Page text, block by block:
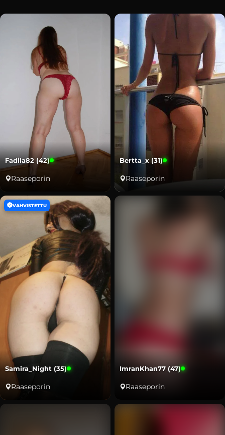
Fadila82 (42)
Raaseporin
Bertta_x (31)
Raaseporin
VAHVISTETTU
Samira_Night (35)
Raaseporin
ImranKhan77 (47)
Raaseporin